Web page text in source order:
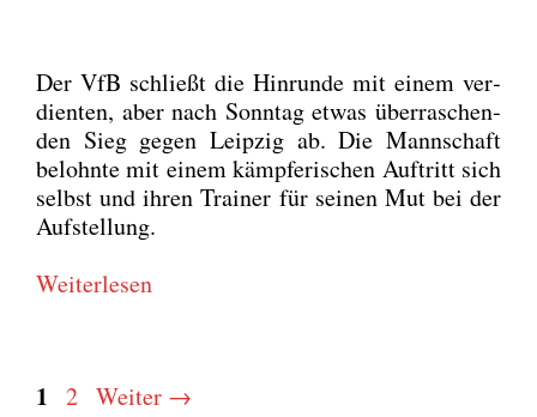
Der VfB schließt die Hin­run­de mit einem ver­
dien­ten, aber nach Sonn­tag etwas über­ra­schen­
den Sieg gegen Leip­zig ab. Die Mann­schaft
belohn­te mit einem kämp­fe­ri­schen Auf­tritt sich
selbst und ihren Trai­ner für sei­nen Mut bei der
Auf­stel­lung.
Wei­ter­le­sen
Seite
1 Seite
2 Weiter →